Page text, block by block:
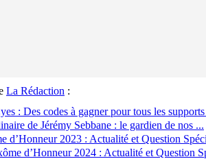
La Rédaction :
: Des codes à gagner pour tous les
de Jérémy Sebbane : le gardien de nos ...
d’Honneur 2023 : Actualité et Question
d’Honneur 2024 : Actualité et Question